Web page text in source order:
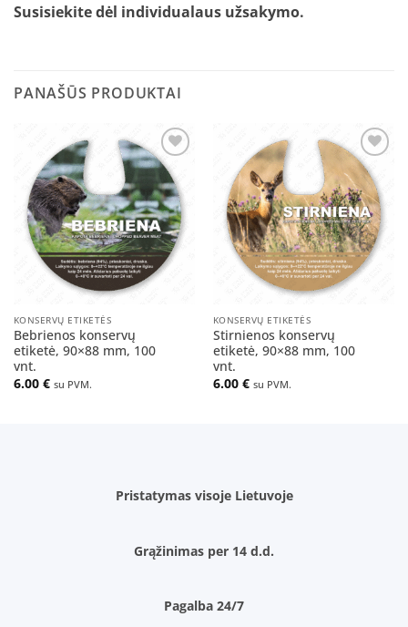
Susisiekite dėl individualaus užsakymo.
PANAŠŪS PRODUKTAI
Pridėti
į norų
sąrašą
KONSERVŲ ETIKETĖS
Bebrienos konservų
etiketė, 90×88 mm, 100
vnt.
6.00 € su PVM.
Pridėti
į norų
sąrašą
KONSERVŲ ETIKETĖS
Stirnienos konservų
etiketė, 90×88 mm, 100
vnt.
6.00 € su PVM.
Pristatymas visoje Lietuvoje
Grąžinimas per 14 d.d.
Pagalba 24/7